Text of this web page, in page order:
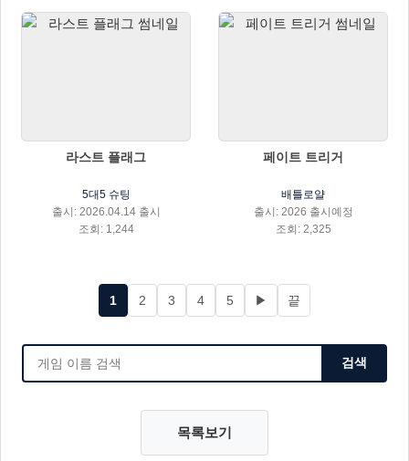
라스트 플래그
5대5 슈팅
출시: 2026.04.14 출시
조회: 1,244
페이트 트리거
배틀로얄
출시: 2026 출시예정
조회: 2,325
1 2 3 4 5 ▶ 끝
검색
목록보기